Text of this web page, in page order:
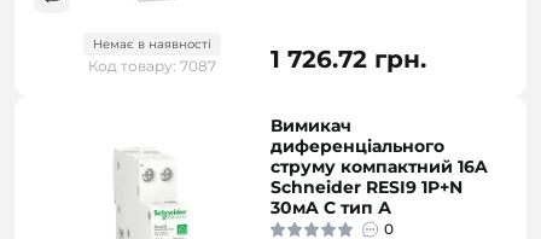
Немає в наявності
Код товару: 7087 1 726.72 грн.
Вимикач
диференціального
струму компактний 16A
Schneider RESI9 1P+N
30мA C тип А
0